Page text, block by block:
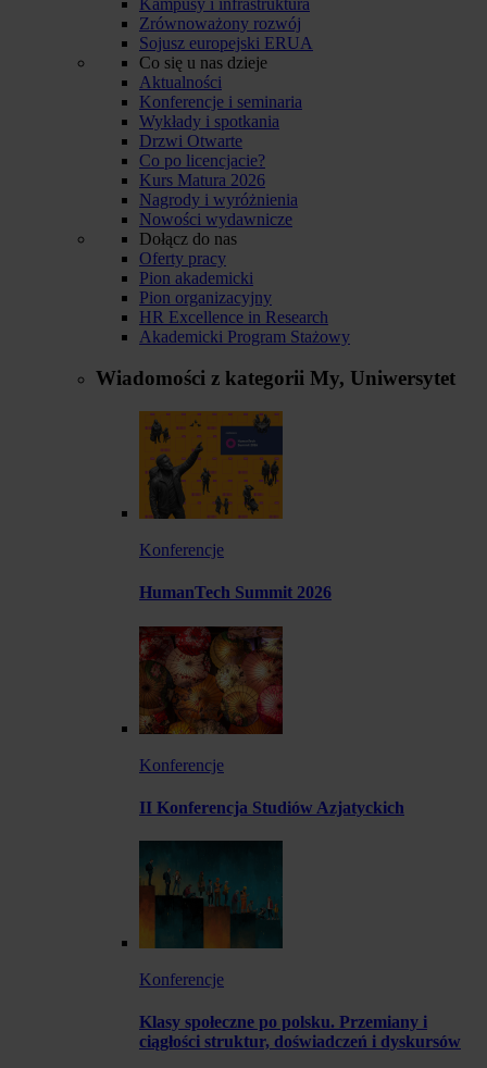
Zrównoważony rozwój
Sojusz europejski ERUA
Co się u nas dzieje
Aktualności
Konferencje i seminaria
Wykłady i spotkania
Drzwi Otwarte
Co po licencjacie?
Kurs Matura 2026
Nagrody i wyróżnienia
Nowości wydawnicze
Dołącz do nas
Oferty pracy
Pion akademicki
Pion organizacyjny
HR Excellence in Research
Akademicki Program Stażowy
Wiadomości z kategorii My, Uniwersytet
Konferencje
HumanTech Summit 2026
Konferencje
II Konferencja Studiów Azjatyckich
Konferencje
Klasy społeczne po polsku. Przemiany i
ciągłości struktur, doświadczeń i dyskursów